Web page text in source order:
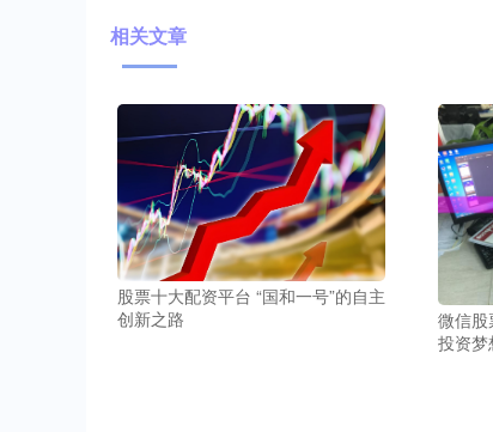
相关文章
股票十大配资平台 “国和一号”的自主
创新之路
微信股
投资梦